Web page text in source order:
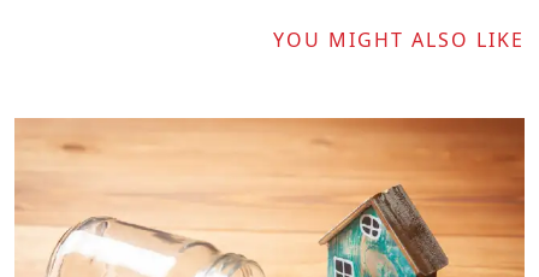
YOU MIGHT ALSO LIKE